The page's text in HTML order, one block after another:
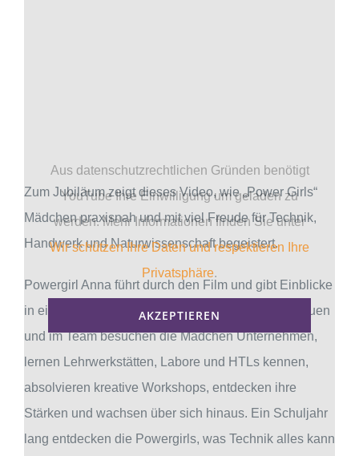
Aus datenschutzrechtlichen Gründen benötigt
YouTube Ihre Einwilligung um geladen zu
werden. Mehr Informationen finden Sie unter
Wir schützen Ihre Daten und respektieren Ihre
Privatsphäre.
AKZEPTIEREN
Zum Jubiläum zeigt dieses Video, wie „Power Girls“
Mädchen praxisnah und mit viel Freude für Technik,
Handwerk und Naturwissenschaft begeistert.
Powergirl Anna führt durch den Film und gibt Einblicke
in ein „Power-Girls“-Jahr: Mit Neugier, Selbstvertrauen
und im Team besuchen die Mädchen Unternehmen,
lernen Lehrwerkstätten, Labore und HTLs kennen,
absolvieren kreative Workshops, entdecken ihre
Stärken und wachsen über sich hinaus. Ein Schuljahr
lang entdecken die Powergirls, was Technik alles kann